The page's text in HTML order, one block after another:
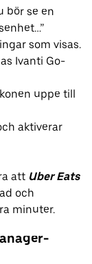
bör se en
som visas.
Ivanti Go-
uppe till
aktiverar
att Uber Eats
och
minuter.